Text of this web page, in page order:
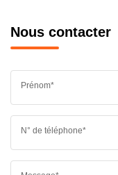
Nous contacter
Prénom*
N° de téléphone*